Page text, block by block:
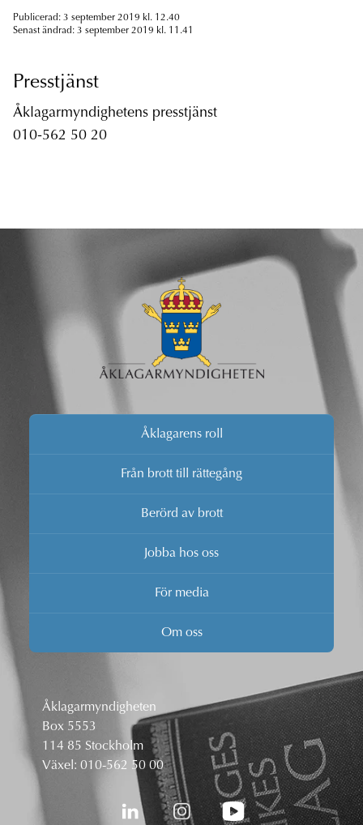
Publicerad: 3 september 2019 kl. 12.40
Senast ändrad: 3 september 2019 kl. 11.41
Presstjänst
Åklagarmyndighetens presstjänst
010-562 50 20
Åklagarens roll
Från brott till rättegång
Berörd av brott
Jobba hos oss
För media
Om oss
Åklagarmyndigheten
Box 5553
114 85 Stockholm
Växel: 010-562 50 00